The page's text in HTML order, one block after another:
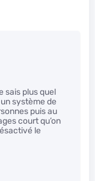
sais plus quel
système de
puis au
court qu’on
le